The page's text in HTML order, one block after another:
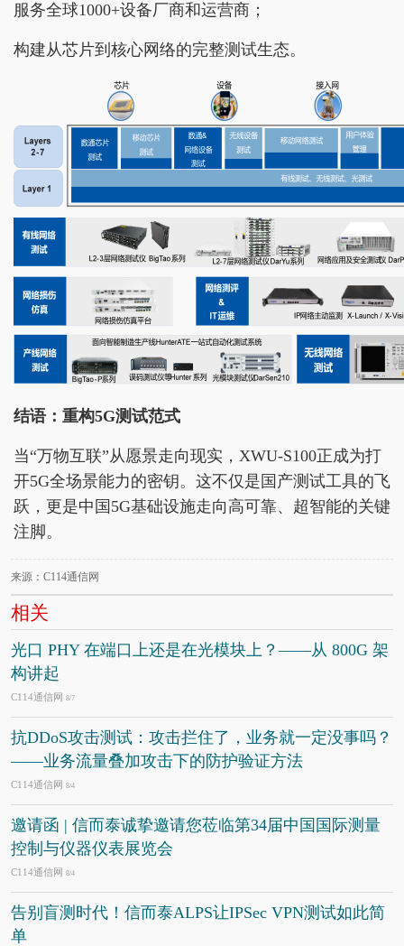
服务全球1000+设备厂商和运营商；
构建从芯片到核心网络的完整测试生态。
结语：重构5G测试范式
当“万物互联”从愿景走向现实，XWU-S100正成为打
开5G全场景能力的密钥。这不仅是国产测试工具的飞
跃，更是中国5G基础设施走向高可靠、超智能的关键
注脚。
来源：C114通信网
相关
光口 PHY 在端口上还是在光模块上？——从 800G 架
构讲起
C114通信网 8/7
抗DDoS攻击测试：攻击拦住了，业务就一定没事吗？
——业务流量叠加攻击下的防护验证方法
C114通信网 8/4
邀请函 | 信而泰诚挚邀请您莅临第34届中国国际测量
控制与仪器仪表展览会
C114通信网 8/4
告别盲测时代！信而泰ALPS让IPSec VPN测试如此简
单